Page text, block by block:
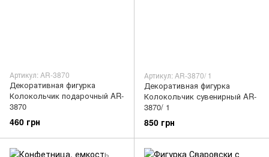
Артикул: AR-3870
Декоративная фигурка
Колокольчик подарочный AR-
3870
460 грн
Артикул: AR-3870/ 1
Декоративная фигурка
Колокольчик сувенирный AR-
3870/ 1
850 грн